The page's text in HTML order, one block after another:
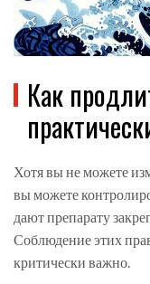
Как
Хотя вы не можете
вы можете
дают препарату
Соблюдение этих
критически важно.